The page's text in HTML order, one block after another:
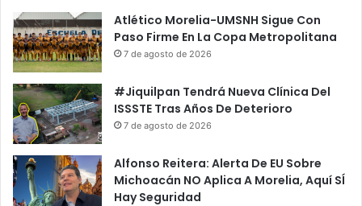
Atlético Morelia-UMSNH Sigue Con
Paso Firme En La Copa Metropolitana
7 de agosto de 2026
#Jiquilpan Tendrá Nueva Clínica Del
ISSSTE Tras Años De Deterioro
7 de agosto de 2026
Alfonso Reitera: Alerta De EU Sobre
Michoacán NO Aplica A Morelia, Aquí SÍ
Hay Seguridad